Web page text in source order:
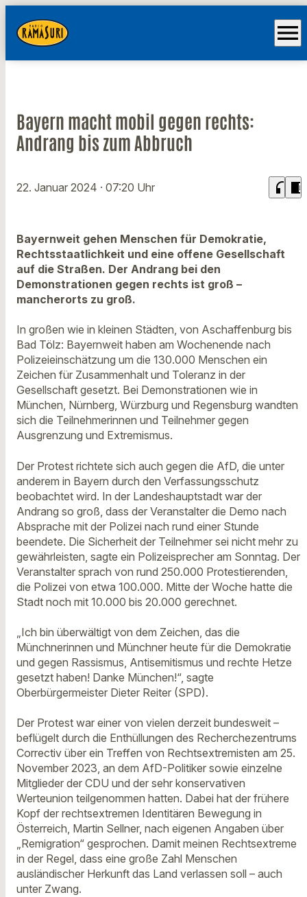
menu
Bayern macht mobil gegen rechts:
Andrang bis zum Abbruch
22. Januar 2024 · 07:20 Uhr headphones chrome_reader_mode
Bayernweit gehen Menschen für Demokratie,
Rechtsstaatlichkeit und eine offene Gesellschaft
auf die Straßen. Der Andrang bei den
Demonstrationen gegen rechts ist groß –
mancherorts zu groß.
In großen wie in kleinen Städten, von Aschaffenburg bis
Bad Tölz: Bayernweit haben am Wochenende nach
Polizeieinschätzung um die 130.000 Menschen ein
Zeichen für Zusammenhalt und Toleranz in der
Gesellschaft gesetzt. Bei Demonstrationen wie in
München, Nürnberg, Würzburg und Regensburg wandten
sich die Teilnehmerinnen und Teilnehmer gegen
Ausgrenzung und Extremismus.
Der Protest richtete sich auch gegen die AfD, die unter
anderem in Bayern durch den Verfassungsschutz
beobachtet wird. In der Landeshauptstadt war der
Andrang so groß, dass der Veranstalter die Demo nach
Absprache mit der Polizei nach rund einer Stunde
beendete. Die Sicherheit der Teilnehmer sei nicht mehr zu
gewährleisten, sagte ein Polizeisprecher am Sonntag. Der
Veranstalter sprach von rund 250.000 Protestierenden,
die Polizei von etwa 100.000. Mitte der Woche hatte die
Stadt noch mit 10.000 bis 20.000 gerechnet.
„Ich bin überwältigt von dem Zeichen, das die
Münchnerinnen und Münchner heute für die Demokratie
und gegen Rassismus, Antisemitismus und rechte Hetze
gesetzt haben! Danke München!“, sagte
Oberbürgermeister Dieter Reiter (SPD).
Der Protest war einer von vielen derzeit bundesweit –
beflügelt durch die Enthüllungen des Recherchezentrums
Correctiv über ein Treffen von Rechtsextremisten am 25.
November 2023, an dem AfD-Politiker sowie einzelne
Mitglieder der CDU und der sehr konservativen
Werteunion teilgenommen hatten. Dabei hat der frühere
Kopf der rechtsextremen Identitären Bewegung in
Österreich, Martin Sellner, nach eigenen Angaben über
„Remigration“ gesprochen. Damit meinen Rechtsextreme
in der Regel, dass eine große Zahl Menschen
ausländischer Herkunft das Land verlassen soll – auch
unter Zwang.